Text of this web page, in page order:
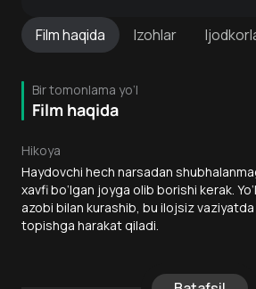
Filmhaqida Izohlar
Bir tomonlama yo‘l
Film haqida
Hikoya
Haydovchi hech narsadan
xavfi bo‘lgan joyga olib borishi kerak.
azobi bilan kurashib, bu ilojsiz vaziyatda
topishga harakat qiladi.